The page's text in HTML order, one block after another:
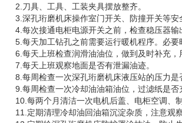
2.刀具、工具、工装夹具摆放整齐。
3.深孔珩磨机床操作室门开关、防撞开关等安
4.每次接通电柜电源开关之前，检查稳压器输
5.每天加工钻孔之前需要运行暖机程序。必要
6.每天上班检查润滑油油位，做到及时补充，
7.每天上班观察地面是否有泄漏油迹。
8.每周检查一次深孔珩磨机床液压站的压力是
9.每周检查一次冷却油油箱油位，过滤纸是否
10.每两个月清洁一次电机后盖、电柜空调、
11.定期清理冷却油回油箱沉淀杂质，注意观